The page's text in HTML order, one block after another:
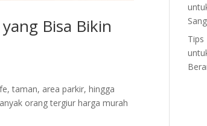
Bisa Bikin
taman, area parkir, hingga
orang tergiur harga murah
Tips